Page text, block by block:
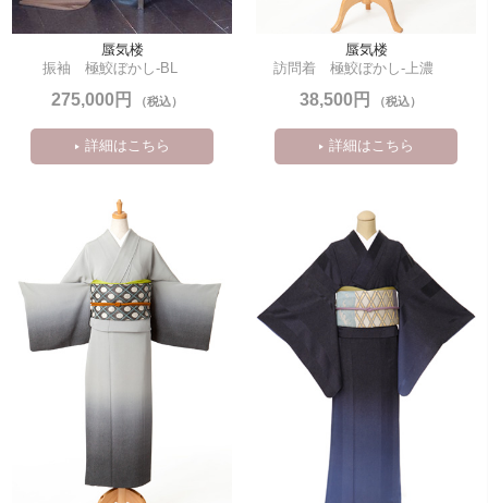
蜃気楼
振袖　極鮫ぼかし-BL
275,000円 （税込）
詳細はこちら
蜃気楼
訪問着　極鮫ぼかし-上濃
38,500円 （税込）
詳細はこちら